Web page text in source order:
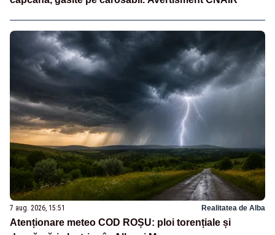
7 aug. 2026, 15:51 Realitatea de Alba
Atenționare meteo COD ROȘU: ploi torențiale și